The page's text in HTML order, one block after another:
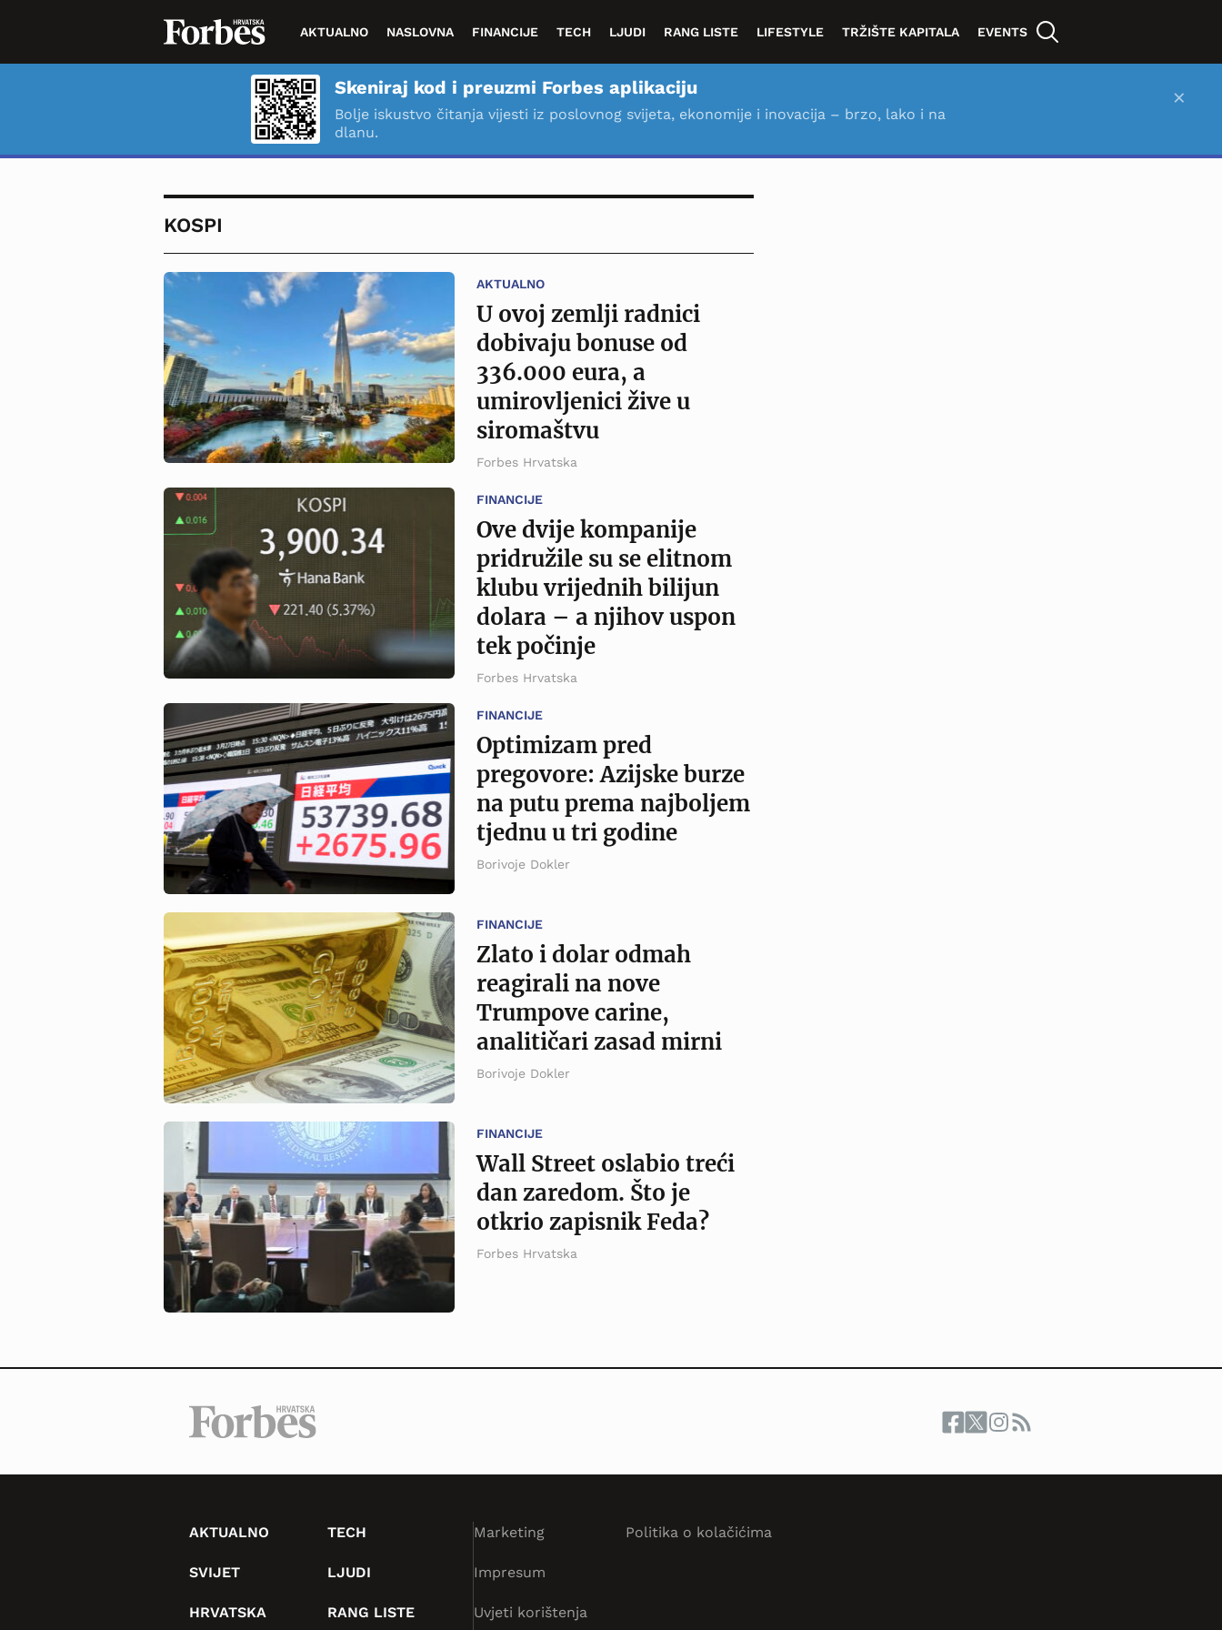
AKTUALNO NASLOVNA FINANCIJE TECH LJUDI RANG LISTE LIFESTYLE TRŽIŠTE KAPITALA EVENTS
Skeniraj kod i preuzmi Forbes aplikaciju
Bolje iskustvo čitanja vijesti iz poslovnog svijeta, ekonomije i inovacija – brzo, lako i na
dlanu.
×
KOSPI
AKTUALNO
U ovoj zemlji radnici
dobivaju bonuse od
336.000 eura, a
umirovljenici žive u
siromaštvu
Forbes Hrvatska
FINANCIJE
Ove dvije kompanije
pridružile su se elitnom
klubu vrijednih bilijun
dolara – a njihov uspon
tek počinje
Forbes Hrvatska
FINANCIJE
Optimizam pred
pregovore: Azijske burze
na putu prema najboljem
tjednu u tri godine
Borivoje Dokler
FINANCIJE
Zlato i dolar odmah
reagirali na nove
Trumpove carine,
analitičari zasad mirni
Borivoje Dokler
FINANCIJE
Wall Street oslabio treći
dan zaredom. Što je
otkrio zapisnik Feda?
Forbes Hrvatska
AKTUALNO
SVIJET
HRVATSKA
TECH
LJUDI
RANG LISTE
Marketing
Impresum
Uvjeti korištenja
Politika o kolačićima